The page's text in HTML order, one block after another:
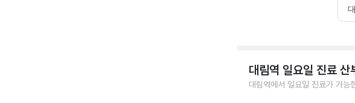
대림역 일요일 진료 산
대림역에서 일요일 진료가 가능